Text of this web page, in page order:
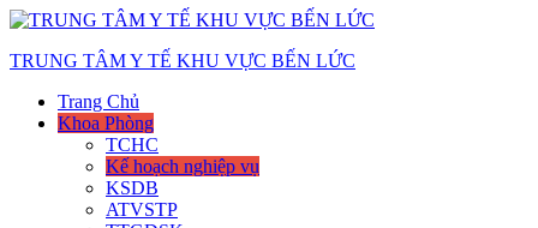
Skip
content
TRUNG TÂM Y TẾ KHU VỰC BẾN LỨC
Trang Chủ
Khoa Phòng
TCHC
Kế hoạch nghiệp vụ
KSDB
ATVSTP